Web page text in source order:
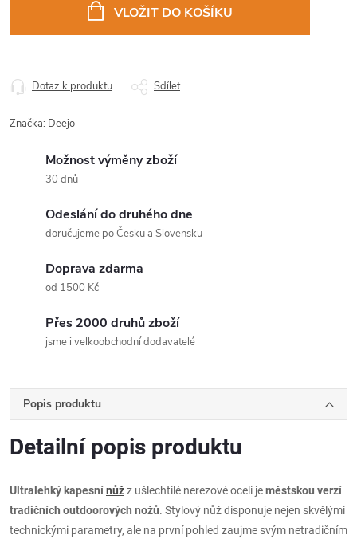
VLOŽIT DO KOŠÍKU
Dotaz k produktu Sdílet
Značka: Deejo
Možnost výměny zboží
30 dnů
Odeslání do druhého dne
doručujeme po Česku a Slovensku
Doprava zdarma
od 1500 Kč
Přes 2000 druhů zboží
jsme i velkoobchodní dodavatelé
Popis produktu
Detailní popis produktu
Ultralehký kapesnínůžz ušlechtilé nerezové oceli jeměstskou verzí
tradičních outdoorových nožů. Stylový nůž disponuje nejen skvělými
technickými parametry, ale na první pohled zaujme svým netradičním